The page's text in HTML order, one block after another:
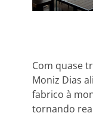
Com quase
Moniz Dias
fabrico à
tornando